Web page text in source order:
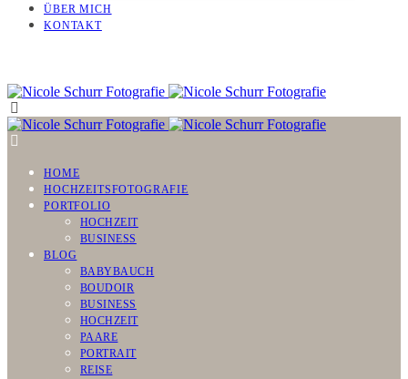
ÜBER MICH
KONTAKT
HOME
HOCHZEITSFOTOGRAFIE
PORTFOLIO
HOCHZEIT
BUSINESS
BLOG
BABYBAUCH
BOUDOIR
BUSINESS
HOCHZEIT
PAARE
PORTRAIT
REISE